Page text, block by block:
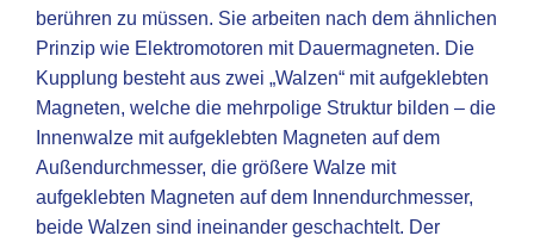
berühren zu müssen. Sie arbeiten nach dem ähnlichen
Prinzip wie Elektromotoren mit Dauermagneten. Die
Kupplung besteht aus zwei „Walzen“ mit aufgeklebten
Magneten, welche die mehrpolige Struktur bilden – die
Innenwalze mit aufgeklebten Magneten auf dem
Außendurchmesser, die größere Walze mit
aufgeklebten Magneten auf dem Innendurchmesser,
beide Walzen sind ineinander geschachtelt. Der